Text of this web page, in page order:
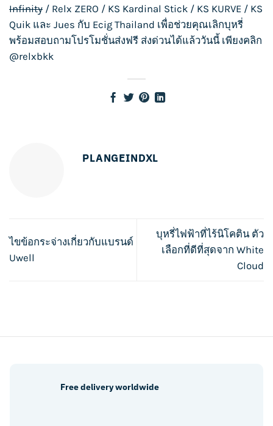
Infinity / Relx ZERO / KS Kardinal Stick / KS KURVE / KS
Quik และ Jues กับ Ecig Thailand เพื่อช่วยคุณเลิกบุหรี่
พร้อมสอบถามโปรโมชั่นส่งฟรี ส่งด่วนได้แล้ววันนี้ เพียงคลิก
@relxbkk
PLANGEINDXL
ไขข้อกระจ่างเกี่ยวกับแบรนด์
Uwell
บุหรี่ไฟฟ้าที่ไร้นิโคติน ตัว
เลือกที่ดีที่สุดจาก White
Cloud
Free delivery worldwide